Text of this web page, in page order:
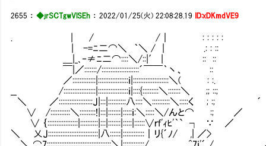
2655 ：◆jrSCTgwVlSEh ：2022/01/25(火) 22:08:28.19 ID:xDKmdVE9
. | / /｜ : : : : :
| -=ﾆ二⌒＼ ｀＼ / | .: : ::
＿|_､‐≠ﾆ二⌒::::＼/::|′ | :: ::
￣|／:::::::/:::::::::::::::::::::´￣￣｀丶、 ::
／:::::::::::::|:::::::::::::::::ｉ|::::::::::::::::::::＼( :
__ /::::::::::::::::::|:::::::::::::::::ｉ|::::{:::::::::＼:::::::＼
＼ ／:::::::::::::::::::J|:::|::::::::::八::::＼::::::::::＼
∨ /:::::::::::＼:::::::::!|:::|:::::::|:::::ｉ:＼:::::＼/ん
∨ ｛:::::::::::::::::|::::::::::|:::|:::::::|:::::|::::::∨ｒｆ'ｨ
＼ 乂J::::::::::::::::::::::::::::|八::::::|::::::::::::｜リ{´
＼ ⌒7::::::::::::::::::::::::::::::::::::＼|::::::::::::/